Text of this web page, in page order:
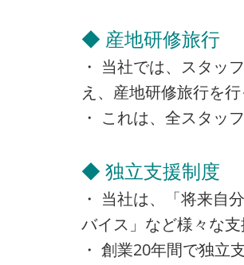
◆ 産地研修旅行
・ 当社では、スタッ
え、産地研修旅行を行
・ これは、全スタッ
◆ 独立支援制度
・ 当社は、「将来自
バイス」など様々な支
・ 創業20年間で独立